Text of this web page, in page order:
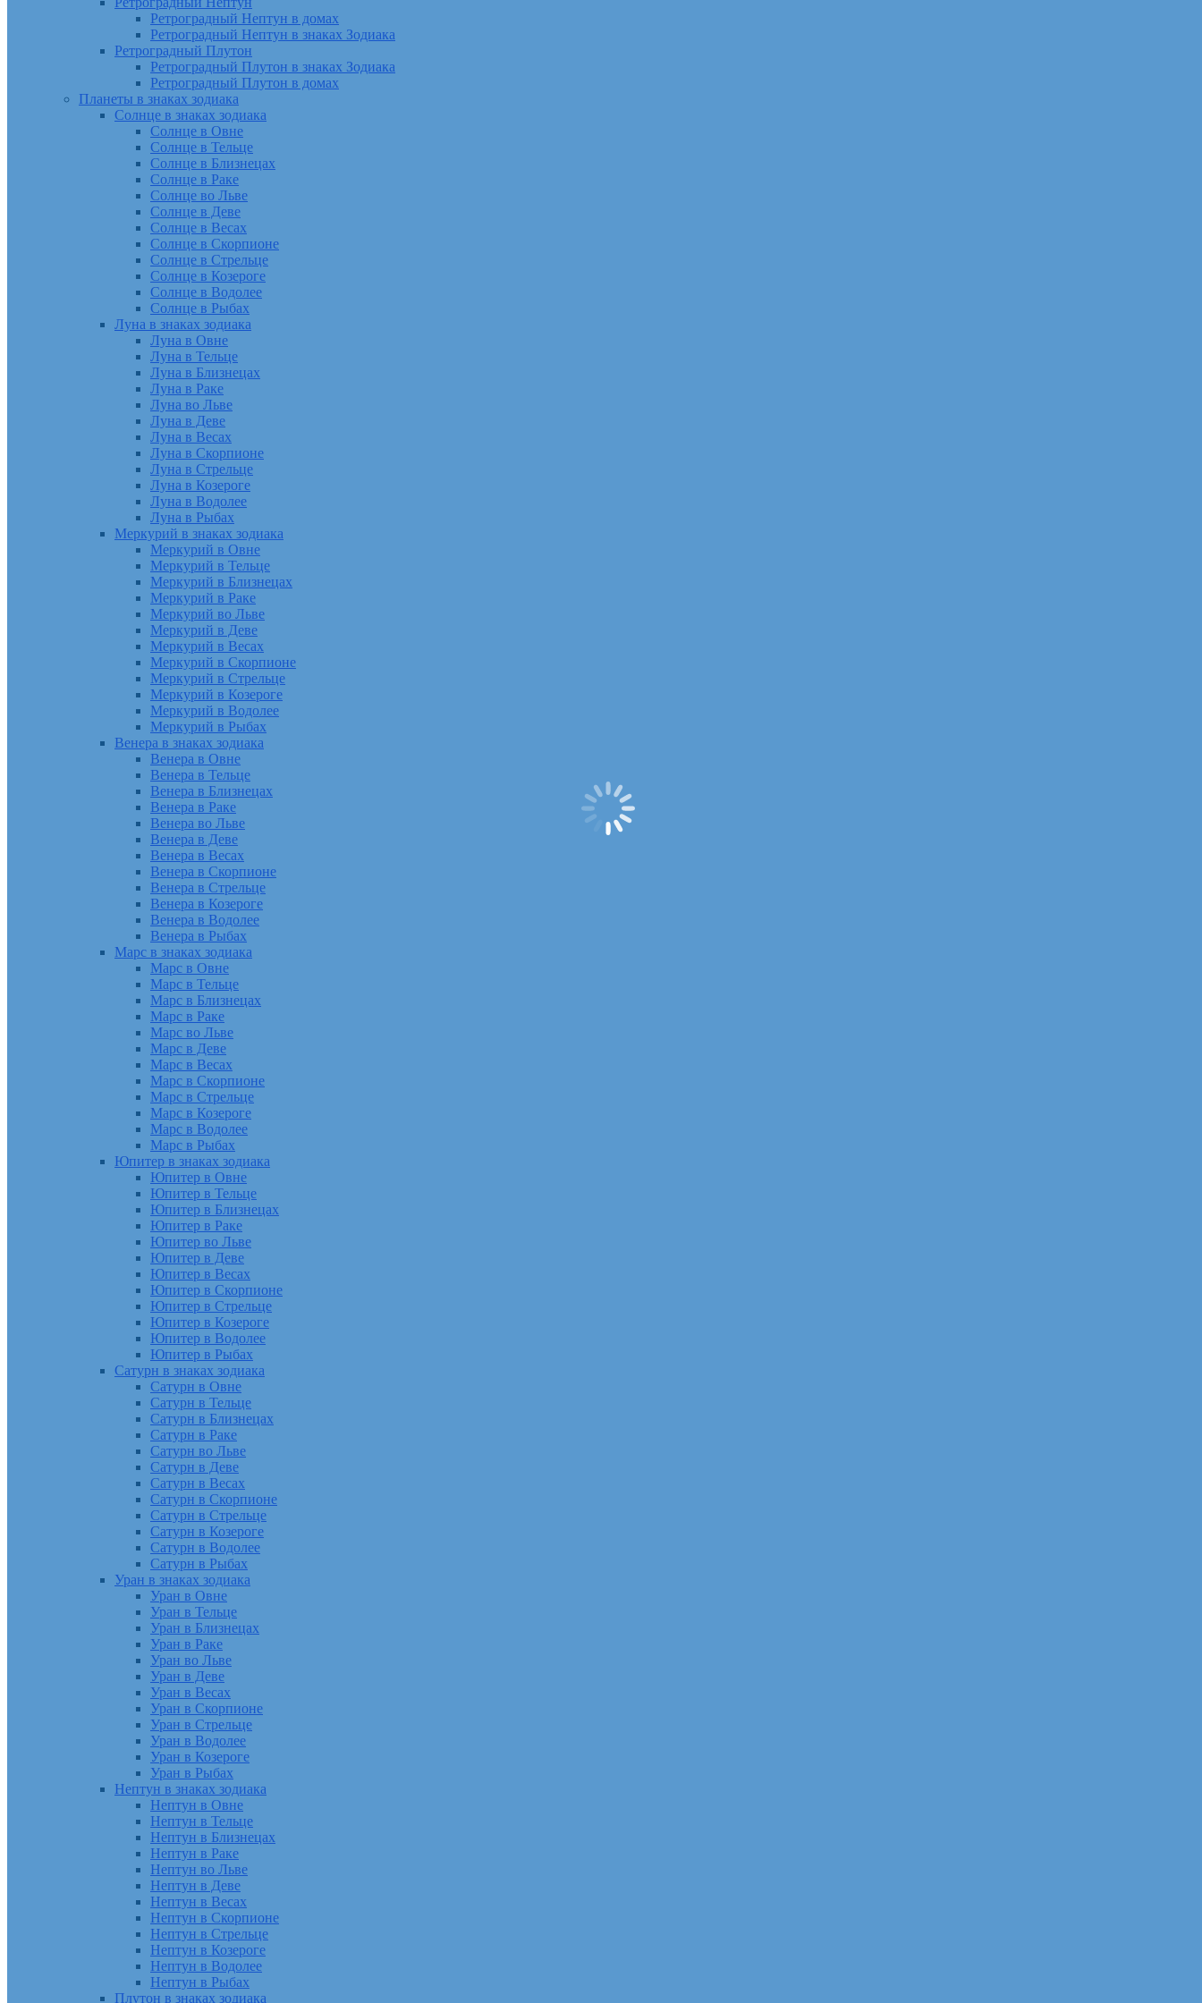
Ретроградный Нептун в домах
Ретроградный Нептун в знаках Зодиака
Ретроградный Плутон
Ретроградный Плутон в знаках Зодиака
Ретроградный Плутон в домах
Планеты в знаках зодиака
Солнце в знаках зодиака
Солнце в Овне
Солнце в Тельце
Солнце в Близнецах
Солнце в Раке
Солнце во Льве
Солнце в Деве
Солнце в Весах
Солнце в Скорпионе
Солнце в Стрельце
Солнце в Козероге
Солнце в Водолее
Солнце в Рыбах
Луна в знаках зодиака
Луна в Овне
Луна в Тельце
Луна в Близнецах
Луна в Раке
Луна во Льве
Луна в Деве
Луна в Весах
Луна в Скорпионе
Луна в Стрельце
Луна в Козероге
Луна в Водолее
Луна в Рыбах
Меркурий в знаках зодиака
Меркурий в Овне
Меркурий в Тельце
Меркурий в Близнецах
Меркурий в Раке
Меркурий во Льве
Меркурий в Деве
Меркурий в Весах
Меркурий в Скорпионе
Меркурий в Стрельце
Меркурий в Козероге
Меркурий в Водолее
Меркурий в Рыбах
Венера в знаках зодиака
Венера в Овне
Венера в Тельце
Венера в Близнецах
Венера в Раке
Венера во Льве
Венера в Деве
Венера в Весах
Венера в Скорпионе
Венера в Стрельце
Венера в Козероге
Венера в Водолее
Венера в Рыбах
Марс в знаках зодиака
Марс в Овне
Марс в Тельце
Марс в Близнецах
Марс в Раке
Марс во Льве
Марс в Деве
Марс в Весах
Марс в Скорпионе
Марс в Стрельце
Марс в Козероге
Марс в Водолее
Марс в Рыбах
Юпитер в знаках зодиака
Юпитер в Овне
Юпитер в Тельце
Юпитер в Близнецах
Юпитер в Раке
Юпитер во Льве
Юпитер в Деве
Юпитер в Весах
Юпитер в Скорпионе
Юпитер в Стрельце
Юпитер в Козероге
Юпитер в Водолее
Юпитер в Рыбах
Сатурн в знаках зодиака
Сатурн в Овне
Сатурн в Тельце
Сатурн в Близнецах
Сатурн в Раке
Сатурн во Льве
Сатурн в Деве
Сатурн в Весах
Сатурн в Скорпионе
Сатурн в Стрельце
Сатурн в Козероге
Сатурн в Водолее
Сатурн в Рыбах
Уран в знаках зодиака
Уран в Овне
Уран в Тельце
Уран в Близнецах
Уран в Раке
Уран во Льве
Уран в Деве
Уран в Весах
Уран в Скорпионе
Уран в Стрельце
Уран в Водолее
Уран в Козероге
Уран в Рыбах
Нептун в знаках зодиака
Нептун в Овне
Нептун в Тельце
Нептун в Близнецах
Нептун в Раке
Нептун во Льве
Нептун в Деве
Нептун в Весах
Нептун в Скорпионе
Нептун в Стрельце
Нептун в Козероге
Нептун в Водолее
Нептун в Рыбах
Плутон в знаках зодиака